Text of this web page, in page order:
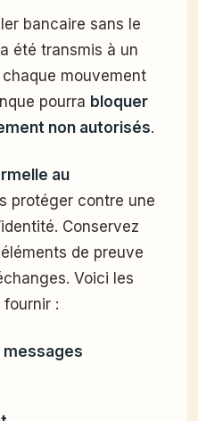
bancaire sans le
été transmis à un
mouvement
pourra bloquer
non autorisés.
au
protéger contre une
Conservez
de preuve
Voici les
:
messages